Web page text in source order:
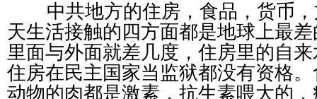
中共地方的住房，食品，货币
天生活接触的四方面都是地球上最
里面与外面就差几度，住房里的自
住房在民主国家当监狱都没有资格
动物的肉都是激素，抗生素喂大的